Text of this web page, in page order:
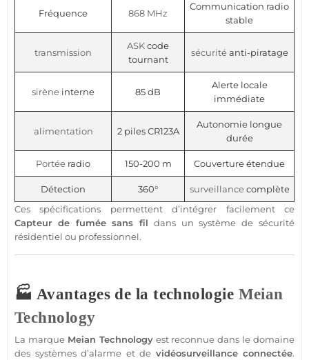
Fréquence 868 MHz
Communication radio
stable
transmission
ASKcode
tournant
sécuritéanti-piratage
sirène interne 85 dB
Alerte locale
immédiate
alimentation 2 piles CR123A
Autonomie longue
durée
Portée radio 150-200 m Couverture étendue
Détection 360° surveillancecomplète
Ces spécifications permettent d’intégrer facilement ce
Capteur de fumée sans fil dans unsystème desécurité
résidentiel ou professionnel.
🏭 Avantages de la technologie Meian
Technology
La marque Meian Technologyest reconnue dans le domaine
des systèmes d’alarme et de vidéosurveillance connectée.